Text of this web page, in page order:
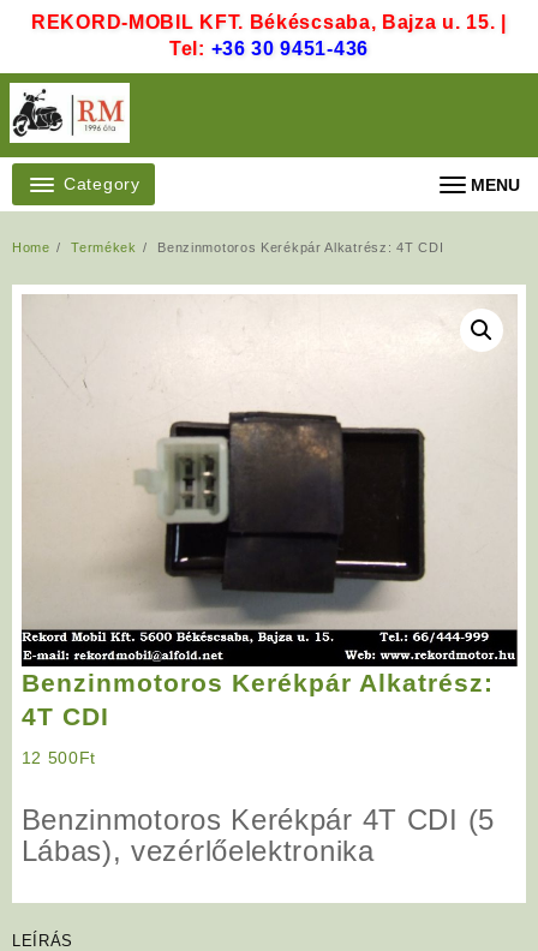
REKORD-MOBIL KFT. Békéscsaba, Bajza u. 15. |
Tel: +36 30 9451-436
Category MENU
Home Termékek Benzinmotoros Kerékpár Alkatrész: 4T CDI
Benzinmotoros Kerékpár Alkatrész:
4T CDI
12 500Ft
Benzinmotoros Kerékpár 4T CDI (5
Lábas), vezérlőelektronika
LEÍRÁS